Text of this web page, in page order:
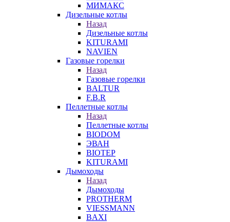
МИМАКС
Дизельные котлы
Назад
Дизельные котлы
KITURAMI
NAVIEN
Газовые горелки
Назад
Газовые горелки
BALTUR
F.B.R
Пеллетные котлы
Назад
Пеллетные котлы
BIODOM
ЭВАН
BIOTEP
KITURAMI
Дымоходы
Назад
Дымоходы
PROTHERM
VIESSMANN
BAXI